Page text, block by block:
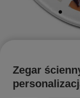
Zegar